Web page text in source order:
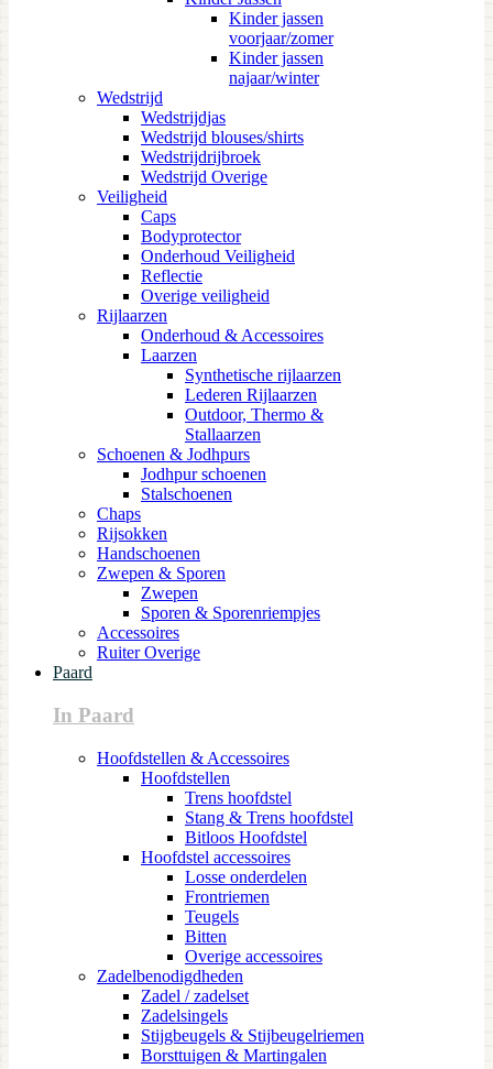
Kinder jassen
voorjaar/zomer
Kinder jassen
najaar/winter
Wedstrijd
Wedstrijdjas
Wedstrijd blouses/shirts
Wedstrijdrijbroek
Wedstrijd Overige
Veiligheid
Caps
Bodyprotector
Onderhoud Veiligheid
Reflectie
Overige veiligheid
Rijlaarzen
Onderhoud & Accessoires
Laarzen
Synthetische rijlaarzen
Lederen Rijlaarzen
Outdoor, Thermo &
Stallaarzen
Schoenen & Jodhpurs
Jodhpur schoenen
Stalschoenen
Chaps
Rijsokken
Handschoenen
Zwepen & Sporen
Zwepen
Sporen & Sporenriempjes
Accessoires
Ruiter Overige
Paard
In Paard
Hoofdstellen & Accessoires
Hoofdstellen
Trens hoofdstel
Stang & Trens hoofdstel
Bitloos Hoofdstel
Hoofdstel accessoires
Losse onderdelen
Frontriemen
Teugels
Bitten
Overige accessoires
Zadelbenodigdheden
Zadel / zadelset
Zadelsingels
Stijgbeugels & Stijbeugelriemen
Borsttuigen & Martingalen